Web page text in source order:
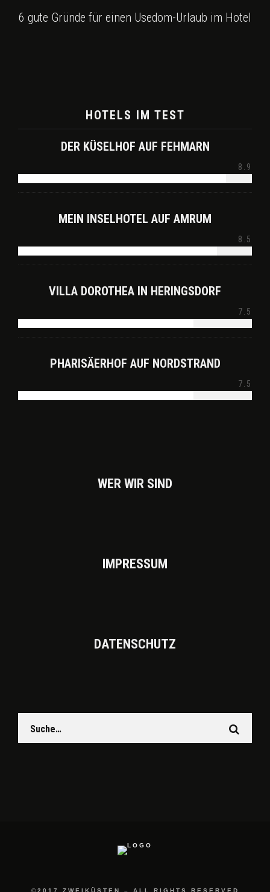
6 gute Gründe für einen Usedom-Urlaub im Hotel
HOTELS IM TEST
DER KÜSELHOF AUF FEHMARN
8.9
MEIN INSELHOTEL AUF AMRUM
8.5
VILLA DOROTHEA IN HERINGSDORF
7.5
PHARISÄERHOF AUF NORDSTRAND
7.5
WER WIR SIND
IMPRES­SUM
DATEN­SCHUTZ